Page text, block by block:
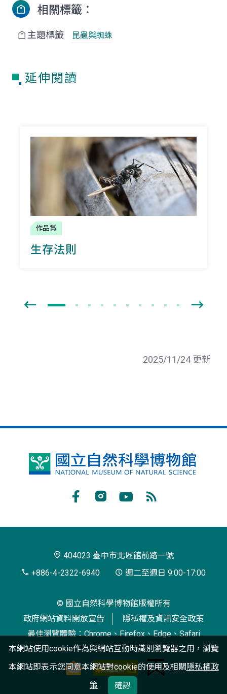
相關標籤：
主題標籤 昆蟲與蜘蛛
延伸閱讀
作品賞
生存法則
2025/11/24 更新
國
博
閱
404023 臺中市北區館前路一號
+886-4-2322-6940
週二至週日 9:00-17:00
© 國立自然科學博物館版權所有
政府網站資料開放宣告
隱私權及資訊安全政策
最佳瀏覽體驗：Chrome、Firefox、Edge、Safari
本網站使用cookie作為與網站互動時識別瀏覽器之用，瀏覽
本網站即表示您同意本網站對cookie的使用及相關隱私權政
策
確認